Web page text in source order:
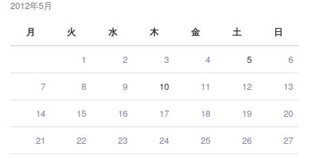
2012年5月
月
火 水 木 金 土 日
1 2 3 4 5 6
7 8 9 10 11 12 13
14 15 16 17 18 19 20
21 22 23 24 25 26 27